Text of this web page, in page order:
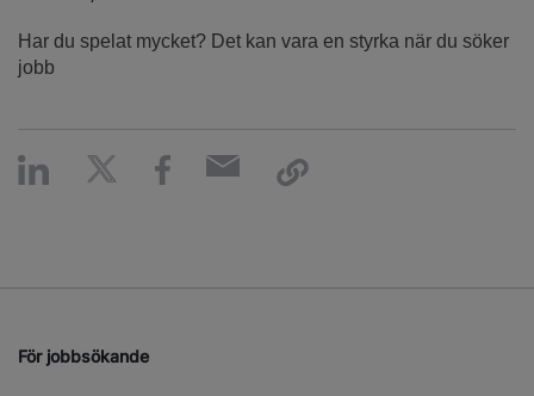
Har du spelat mycket? Det kan vara en styrka när du söker
jobb
För jobbsökande